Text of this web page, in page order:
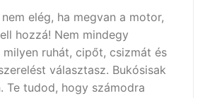
elég, ha megvan a motor,
hozzá! Nem mindegy
milyen ruhát, cipőt, csizmát és
választasz. Bukósisak
Te tudod, hogy számodra